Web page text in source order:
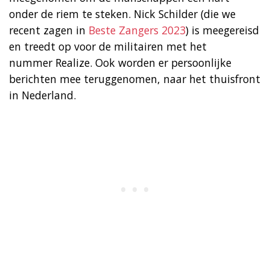
onder de riem te steken. Nick Schilder (die we
recent zagen in Beste Zangers 2023) is meegereisd
en treedt op voor de militairen met het
nummer Realize. Ook worden er persoonlijke
berichten mee teruggenomen, naar het thuisfront
in Nederland.